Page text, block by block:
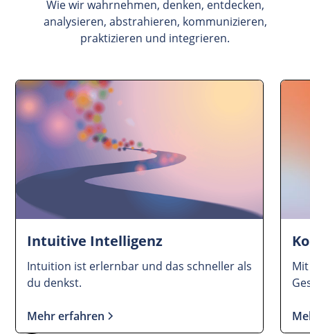
Wie wir wahrnehmen, denken, entdecken,
analysieren, abstrahieren, kommunizieren,
praktizieren und integrieren.
Intuitive Intelligenz
Intuition ist erlernbar und das schneller als
du denkst.
Mehr erfahren